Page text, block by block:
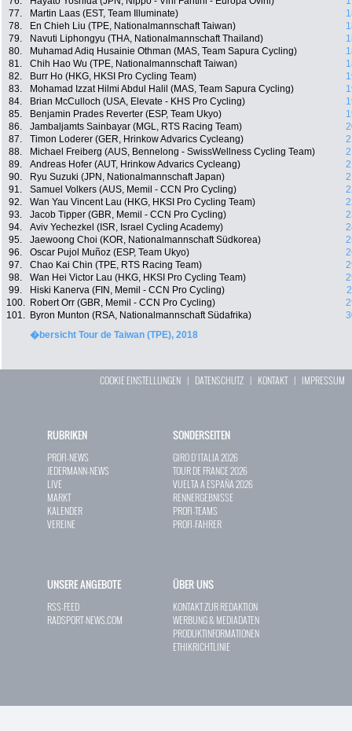
77.
Martin Laas (EST, Team Illuminate)
78.
En Chieh Liu (TPE, Nationalmannschaft Taiwan)
79.
Navuti Liphongyu (THA, Nationalmannschaft Thailand)
80.
Muhamad Adiq Husainie Othman (MAS, Team Sapura Cycling)
81.
Chih Hao Wu (TPE, Nationalmannschaft Taiwan)
82.
Burr Ho (HKG, HKSI Pro Cycling Team)
83.
Mohamad Izzat Hilmi Abdul Halil (MAS, Team Sapura Cycling)
84.
Brian McCulloch (USA, Elevate - KHS Pro Cycling)
85.
Benjamin Prades Reverter (ESP, Team Ukyo)
86.
Jambaljamts Sainbayar (MGL, RTS Racing Team)
87.
Timon Loderer (GER, Hrinkow Advarics Cycleang)
88.
Michael Freiberg (AUS, Bennelong - SwissWellness Cycling Team)
89.
Andreas Hofer (AUT, Hrinkow Advarics Cycleang)
90.
Ryu Suzuki (JPN, Nationalmannschaft Japan)
91.
Samuel Volkers (AUS, Memil - CCN Pro Cycling)
92.
Wan Yau Vincent Lau (HKG, HKSI Pro Cycling Team)
93.
Jacob Tipper (GBR, Memil - CCN Pro Cycling)
94.
Aviv Yechezkel (ISR, Israel Cycling Academy)
95.
Jaewoong Choi (KOR, Nationalmannschaft Südkorea)
96.
Oscar Pujol Muñoz (ESP, Team Ukyo)
97.
Chao Kai Chin (TPE, RTS Racing Team)
98.
Wan Hei Victor Lau (HKG, HKSI Pro Cycling Team)
99.
Hiski Kanerva (FIN, Memil - CCN Pro Cycling)
100.
Robert Orr (GBR, Memil - CCN Pro Cycling)
101.
Byron Munton (RSA, Nationalmannschaft Südafrika)
�bersicht Tour de Taiwan (TPE), 2018
COOKIE EINSTELLUNGEN | DATENSCHUTZ | KONTAKT| IMPRESSUM
RUBRIKEN
PROFI-NEWS
JEDERMANN-NEWS
LIVE
MARKT
KALENDER
VEREINE
SONDERSEITEN
GIRO D`ITALIA 2026
TOUR DE FRANCE 2026
VUELTA A ESPAÑA 2026
RENNERGEBNISSE
PROFI-TEAMS
PROFI-FAHRER
UNSERE ANGEBOTE
RSS-FEED
RADSPORT-NEWS.COM
ÜBER UNS
KONTAKT ZUR REDAKTION
WERBUNG & MEDIADATEN
PRODUKTINFORMATIONEN
ETHIKRICHTLINIE